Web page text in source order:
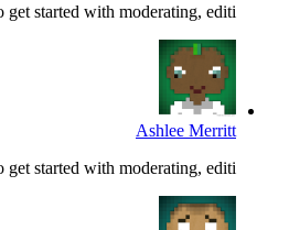
started with moderating, editi...
Ashlee Merritt
started with moderating, editi...